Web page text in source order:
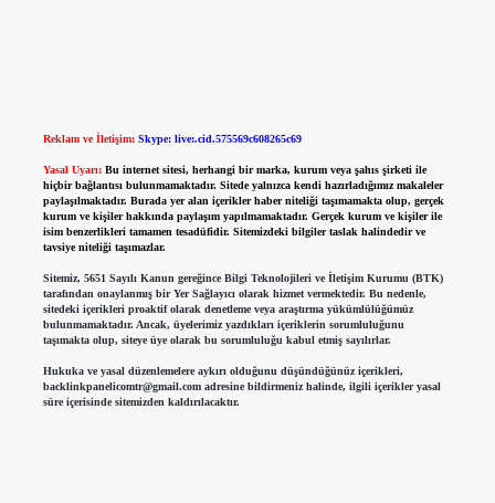
Reklam ve İletişim: Skype: live:.cid.575569c608265c69
Yasal Uyarı: Bu internet sitesi, herhangi bir marka, kurum veya şahıs şirketi ile
hiçbir bağlantısı bulunmamaktadır. Sitede yalnızca kendi hazırladığımız makaleler
paylaşılmaktadır. Burada yer alan içerikler haber niteliği taşımamakta olup, gerçek
kurum ve kişiler hakkında paylaşım yapılmamaktadır. Gerçek kurum ve kişiler ile
isim benzerlikleri tamamen tesadüfidir. Sitemizdeki bilgiler taslak halindedir ve
tavsiye niteliği taşımazlar.
Sitemiz, 5651 Sayılı Kanun gereğince Bilgi Teknolojileri ve İletişim Kurumu (BTK)
tarafından onaylanmış bir Yer Sağlayıcı olarak hizmet vermektedir. Bu nedenle,
sitedeki içerikleri proaktif olarak denetleme veya araştırma yükümlülüğümüz
bulunmamaktadır. Ancak, üyelerimiz yazdıkları içeriklerin sorumluluğunu
taşımakta olup, siteye üye olarak bu sorumluluğu kabul etmiş sayılırlar.
Hukuka ve yasal düzenlemelere aykırı olduğunu düşündüğünüz içerikleri,
backlinkpanelicomtr@gmail.comadresine bildirmeniz halinde, ilgili içerikler yasal
süre içerisinde sitemizden kaldırılacaktır.